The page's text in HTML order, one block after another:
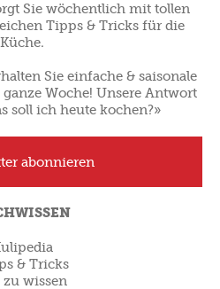
Sie wöchentlich mit tollen
Tipps & Tricks für die
Küche.
Sie einfache & saisonale
Woche! Unsere Antwort
soll ich heute kochen?»
abonnieren
& Tricks
zu wissen